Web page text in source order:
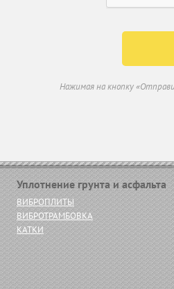
Нажимая на кнопку
Уплотнение грунта и асфальта
ВИБРОПЛИТЫ
ВИБРОТРАМБОВКА
КАТКИ